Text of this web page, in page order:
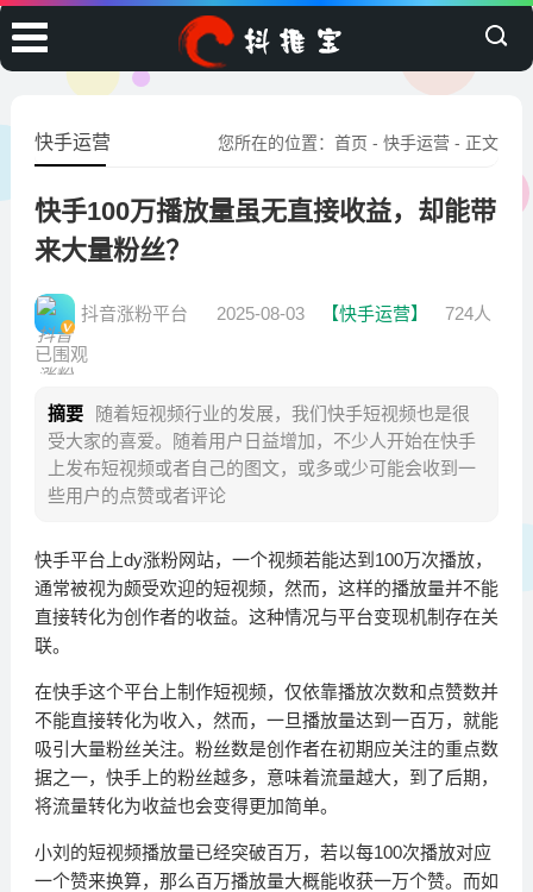
您所在的位置：首页 -快手运营 - 正文
快手运营
快手100万播放量虽无直接收益，却能带
来大量粉丝？
抖音涨粉平台 2025-08-03 【快手运营】
724人
已围观
摘要
随着短视频行业的发展，我们快手短视频也是很
受大家的喜爱。随着用户日益增加，不少人开始在快手
上发布短视频或者自己的图文，或多或少可能会收到一
些用户的点赞或者评论
快手平台上dy涨粉网站，一个视频若能达到100万次播放，
通常被视为颇受欢迎的短视频，然而，这样的播放量并不能
直接转化为创作者的收益。这种情况与平台变现机制存在关
联。
在快手这个平台上制作短视频，仅依靠播放次数和点赞数并
不能直接转化为收入，然而，一旦播放量达到一百万，就能
吸引大量粉丝关注。粉丝数是创作者在初期应关注的重点数
据之一，快手上的粉丝越多，意味着流量越大，到了后期，
将流量转化为收益也会变得更加简单。
小刘的短视频播放量已经突破百万，若以每100次播放对应
一个赞来换算，那么百万播放量大概能收获一万个赞。而如